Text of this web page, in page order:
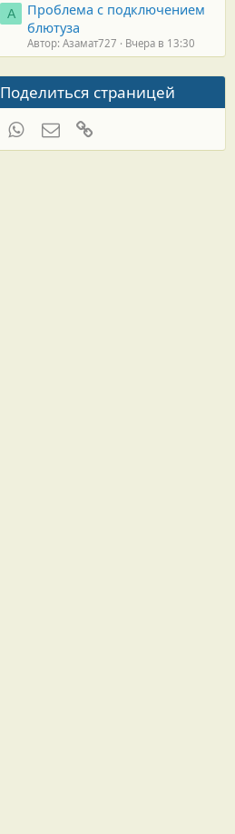
А
Проблема с подключением
блютуза
Автор: Азамат727 Вчера в 13:30
Поделиться страницей
WhatsAppЭлектронная почта